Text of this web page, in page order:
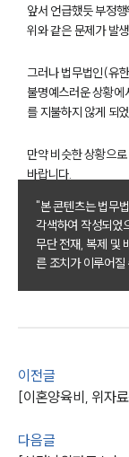
앞서 언급했듯 부정
위와 같은 문제가 발
그러나 법무법인(유
불명예스러운 상황
를 지불하지 않게 되
만약 비슷한 상황으
바랍니다.
"본 콘텐츠는 법무
각색하여 작성되었
무단 전재, 복제 및
른 조치가 이루어
이전글
다음글